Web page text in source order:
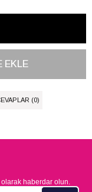
(0)
olarak haberdar olun.